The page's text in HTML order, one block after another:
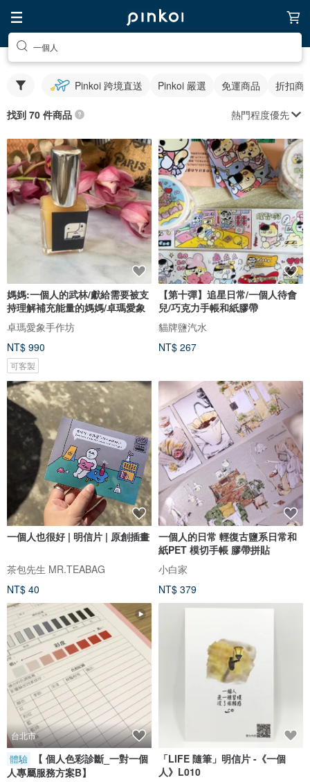
一個人
Pinkoi 跨境直送 Pinkoi 嚴選 免運商品 折扣商
找到 70 件商品 熱門程度優先
媽媽:一個人的武林/獻給需要被支
持理解補充能量的媽媽/卓瑪愛象
卓瑪愛象手作坊
NT$ 990
可客製
【第十彈】追星日常/一個人待會
兒/巧克力手帳和紙膠帶
貓牌鹽汽水
NT$ 267
一個人也很好 | 明信片 | 原創插畫
茶包先生 MR.TEABAG
NT$ 40
一個人的日常 輕復古鹽系日常和
紙PET 模切手帳 膠帶拼貼
小白家
NT$ 379
台北市
體驗
【 個人色彩診斷_一對一個
人專屬服務方案B】
「LIFE 隨筆」明信片 -《一個
人》L010